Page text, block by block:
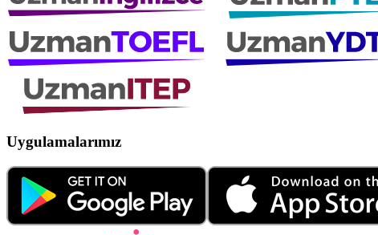
Uygulamalarımız